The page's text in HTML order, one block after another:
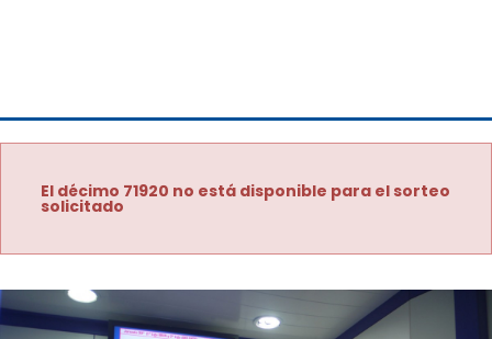
El décimo 71920 no está disponible para el sorteo
solicitado